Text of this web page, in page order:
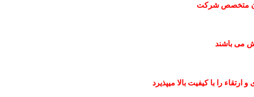
متخصص شرکت
می باشند
را با کیفیت بالا میپذیرد